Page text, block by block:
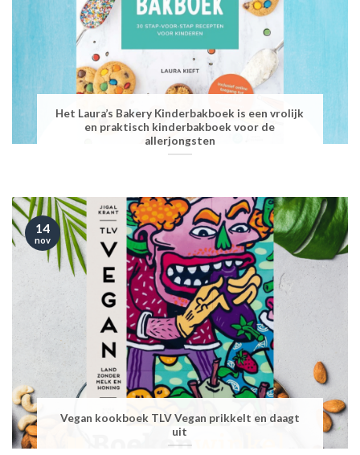
Het Laura’s Bakery Kinderbakboek is een vrolijk
en praktisch kinderbakboek voor de
allerjongsten
Vegan kookboek TLV Vegan prikkelt en daagt
uit
14
nov